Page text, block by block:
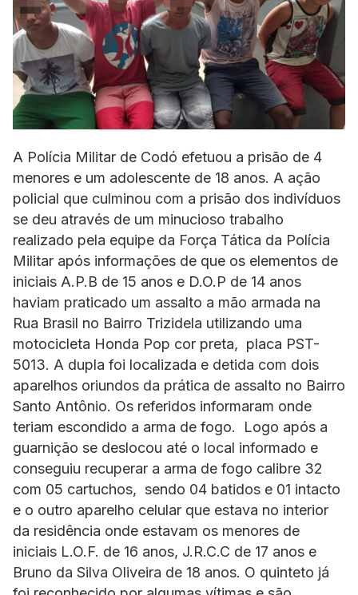
A Polícia Militar de Codó efetuou a prisão de 4
menores e um adolescente de 18 anos. A ação
policial que culminou com a prisão dos indivíduos
se deu através de um minucioso trabalho
realizado pela equipe da Força Tática da Polícia
Militar após informações de que os elementos de
iniciais A.P.B de 15 anos e D.O.P de 14 anos
haviam praticado um assalto a mão armada na
Rua Brasil no Bairro Trizidela utilizando uma
motocicleta Honda Pop cor preta, placa PST-
5013. A dupla foi localizada e detida com dois
aparelhos oriundos da prática de assalto no Bairro
Santo Antônio. Os referidos informaram onde
teriam escondido a arma de fogo. Logo após a
guarnição se deslocou até o local informado e
conseguiu recuperar a arma de fogo calibre 32
com 05 cartuchos, sendo 04 batidos e 01 intacto
e o outro aparelho celular que estava no interior
da residência onde estavam os menores de
iniciais L.O.F. de 16 anos, J.R.C.C de 17 anos e
Bruno da Silva Oliveira de 18 anos. O quinteto já